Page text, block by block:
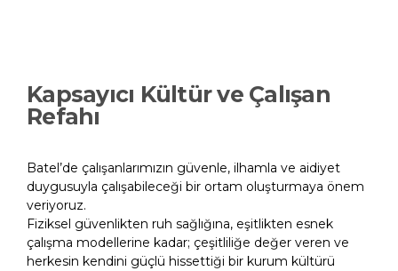
Kapsayıcı Kültür ve Çalışan
Refahı
Batel’de çalışanlarımızın güvenle, ilhamla ve aidiyet
duygusuyla çalışabileceği bir ortam oluşturmaya önem
veriyoruz.​
Fiziksel güvenlikten ruh sağlığına, eşitlikten esnek
çalışma modellerine kadar; çeşitliliğe değer veren ve
herkesin kendini güçlü hissettiği bir kurum kültürü